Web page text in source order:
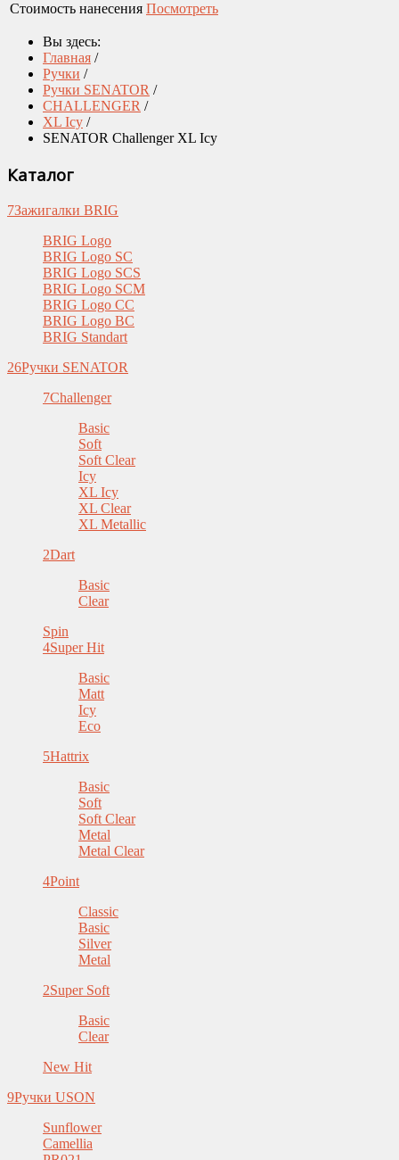
Стоимость нанесения Посмотреть
Вы здесь:
Главная /
Ручки /
Ручки SENATOR /
CHALLENGER /
XL Icy /
SENATOR Challenger XL Icy
Каталог
7Зажигалки BRIG
BRIG Logo
BRIG Logo SC
BRIG Logo SCS
BRIG Logo SCM
BRIG Logo CC
BRIG Logo BC
BRIG Standart
26Ручки SENATOR
7Challenger
Basic
Soft
Soft Clear
Icy
XL Icy
XL Clear
XL Metallic
2Dart
Basic
Clear
Spin
4Super Hit
Basic
Matt
Icy
Eco
5Hattrix
Basic
Soft
Soft Clear
Metal
Metal Clear
4Point
Classic
Basic
Silver
Metal
2Super Soft
Basic
Clear
New Hit
9Ручки USON
Sunflower
Camellia